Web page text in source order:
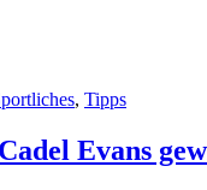
, Tipps
Evans